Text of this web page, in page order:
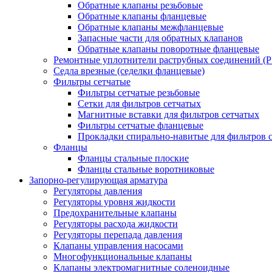
Обратные клапаны резьбовые
Обратные клапаны фланцевые
Обратные клапаны межфланцевые
Запасные части для обратных клапанов
Обратные клапаны поворотные фланцевые
Ремонтные уплотнители раструбных соединений
Седла врезные (седелки фланцевые)
Фильтры сетчатые
Фильтры сетчатые резьбовые
Сетки для фильтров сетчатых
Магнитные вставки для фильтров сетчатых
Фильтры сетчатые фланцевые
Прокладки спирально-навитые для фильтров
Фланцы
Фланцы стальные плоские
Фланцы стальные воротниковые
Запорно-регулирующая арматура
Регуляторы давления
Регуляторы уровня жидкости
Предохранительные клапаны
Регуляторы расхода жидкости
Регуляторы перепада давления
Клапаны управления насосами
Многофункциональные клапаны
Клапаны электромагнитные соленоидные